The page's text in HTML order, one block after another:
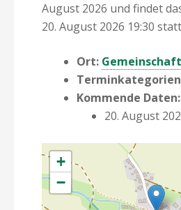
August 2026 und findet
20. August 2026 19:30
Ort:
Kommende Daten:
20. August
+
−